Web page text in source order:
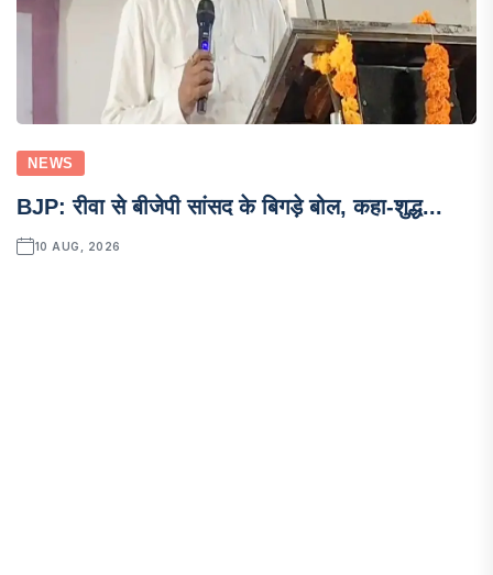
NEWS
BJP: रीवा से बीजेपी सांसद के बिगड़े बोल, कहा-शुद्ध...
10 AUG, 2026